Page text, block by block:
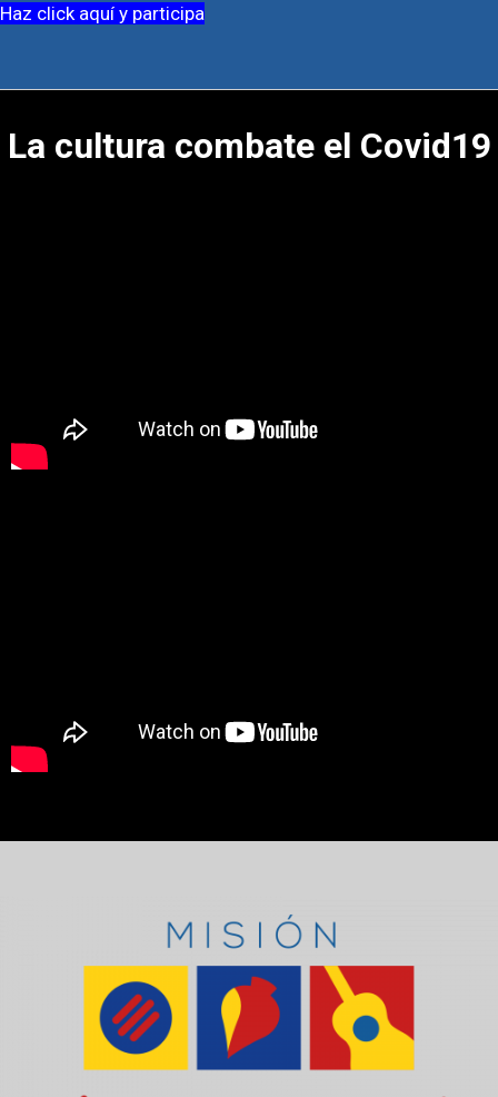
Haz click aquí y participa
La cultura combate el Covid19